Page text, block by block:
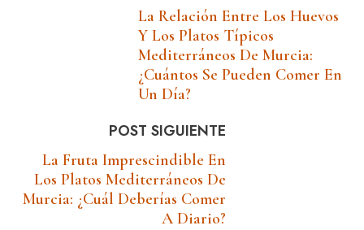
La Relación Entre Los Huevos
Y Los Platos Típicos
Mediterráneos De Murcia:
¿cuántos Se Pueden Comer En
Un Día?
POST SIGUIENTE
La Fruta Imprescindible En
Los Platos Mediterráneos De
Murcia: ¿Cuál Deberías Comer
A Diario?